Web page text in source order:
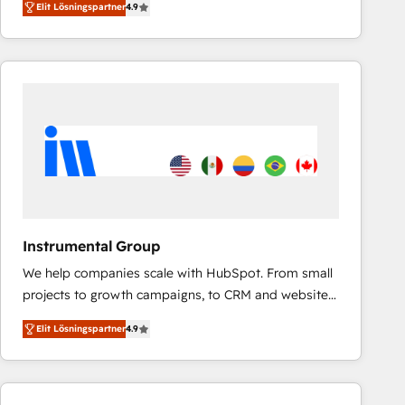
marketing automation, Growth, Revops, CRM et
webdesign. Markentive is both a consulting firm, a
digital agency and an integrator. With over 115
customers).
Elit Lösningspartner4.9
Instrumental Group
We help companies scale with HubSpot. From small
projects to growth campaigns, to CRM and websites.
Hire an agency that's experienced in every inch of
HubSpot and willing to work hand-in-hand with your
team to simplify the complex and build a better
experience for your team and customers.
Elit Lösningspartner4.9